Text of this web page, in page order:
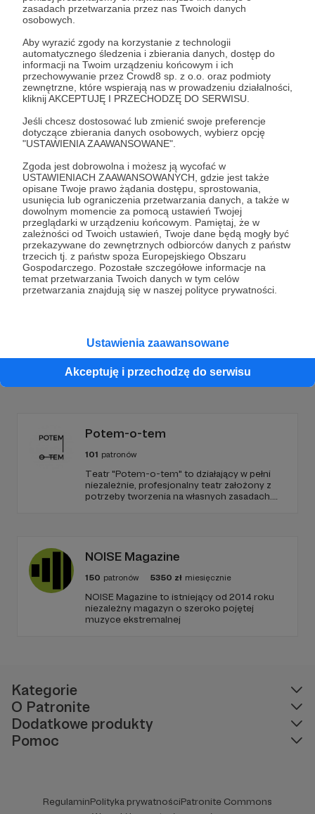
zasadach przetwarzania przez nas Twoich danych
osobowych.
Aby wyrazić zgody na korzystanie z technologii
automatycznego śledzenia i zbierania danych, dostęp do
informacji na Twoim urządzeniu końcowym i ich
przechowywanie przez Crowd8 sp. z o.o. oraz podmioty
zewnętrzne, które wspierają nas w prowadzeniu działalności,
kliknij AKCEPTUJĘ I PRZECHODZĘ DO SERWISU.
Jeśli chcesz dostosować lub zmienić swoje preferencje
dotyczące zbierania danych osobowych, wybierz opcję
"USTAWIENIA ZAAWANSOWANE".
Zgoda jest dobrowolna i możesz ją wycofać w
USTAWIENIACH ZAAWANSOWANYCH, gdzie jest także
opisane Twoje prawo żądania dostępu, sprostowania,
usunięcia lub ograniczenia przetwarzania danych, a także w
dowolnym momencie za pomocą ustawień Twojej
przeglądarki w urządzeniu końcowym. Pamiętaj, że w
zależności od Twoich ustawień, Twoje dane będą mogły być
przekazywane do zewnętrznych odbiorców danych z państw
trzecich tj. z państw spoza Europejskiego Obszaru
Gospodarczego. Pozostałe szczegółowe informacje na
temat przetwarzania Twoich danych w tym celów
przetwarzania znajdują się w naszej polityce prywatności.
Ustawienia zaawansowane
Akceptuję i przechodzę do serwisu
ładną fotografię krajobrazową.
Pieniny góry fotografia krajobrazowa +6
Dołącz do grona Patronów!
Wesprzyj działalność AutoraSkrawki Puszczy |
FOTOGRAFIAjuż teraz!
Zostań Patronem
Promowani autorzy
Potem-o-tem
101 patronów
Teatr "Potem-o-tem" to działający w pełni
niezależnie, profesjonalny teatr założony z
potrzeby tworzenia na własnych zasadach.
teatralnego doświadczenia.
NOISE Magazine
150 patronów 5350 zł miesięcznie
NOISE Magazine to istniejący od 2014 roku
niezależny magazyn o szeroko pojętej
muzyce ekstremalnej
Kategorie
O Patronite
Dodatkowe produkty
Pomoc
RegulaminPolityka prywatnościPatronite Commons